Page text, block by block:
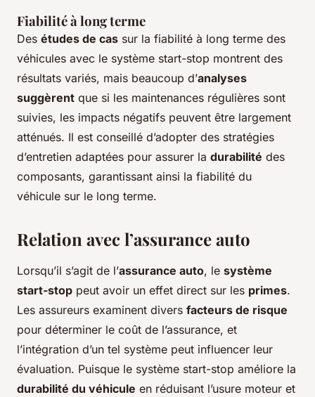
Fiabilité à long terme
Des études de cas sur la fiabilité à long terme des
véhicules avec le système start-stop montrent des
résultats variés, mais beaucoup d’analyses
suggèrent que si les maintenances régulières sont
suivies, les impacts négatifs peuvent être largement
atténués. Il est conseillé d’adopter des stratégies
d’entretien adaptées pour assurer la durabilité des
composants, garantissant ainsi la fiabilité du
véhicule sur le long terme.
Relation avec l’assurance auto
Lorsqu’il s’agit de l’assurance auto, le système
start-stop peut avoir un effet direct sur les primes.
Les assureurs examinent divers facteurs de risque
pour déterminer le coût de l’assurance, et
l’intégration d’un tel système peut influencer leur
évaluation. Puisque le système start-stop améliore la
durabilité du véhicule en réduisant l’usure moteur et